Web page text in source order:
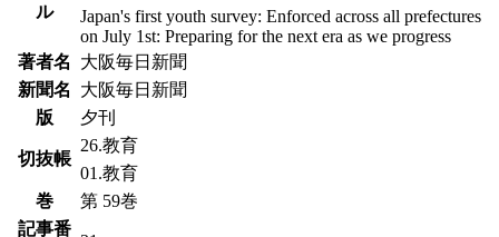
ル
Japan's first youth survey: Enforced across all prefectures
on July 1st: Preparing for the next era as we progress
著者名
大阪毎日新聞
新聞名
大阪毎日新聞
版
夕刊
切抜帳
26.教育
01.教育
巻
第 59巻
記事番